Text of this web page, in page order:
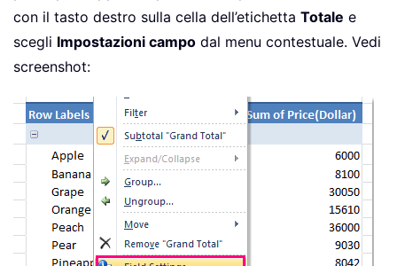
con il tasto destro sulla cella dell’etichetta Totale e
scegli Impostazioni campo dal menu contestuale. Vedi
screenshot: